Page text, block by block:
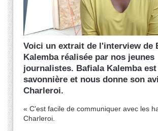
Voici un extrait de l'interview de
Kalemba réalisée par nos jeunes
journalistes. Bafiala Kalemba
savonnière et nous donne son
Charleroi.
« C'est facile de communiquer avec les
Charleroi.